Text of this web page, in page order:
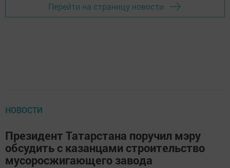
Перейти на страницу новости
НОВОСТИ
Президент Татарстана поручил мэру
обсудить с казанцами строительство
мусоросжигающего завода